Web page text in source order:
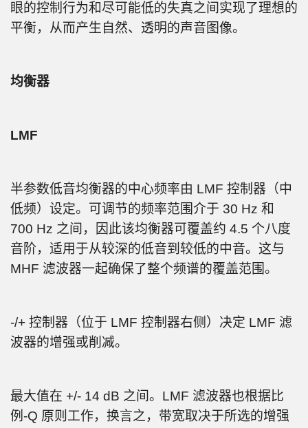
眼的控制行为和尽可能低的失真之间实现了理想的
平衡，从而产生自然、透明的声音图像。
均衡器
LMF
半参数低音均衡器的中心频率由 LMF 控制器（中
低频）设定。可调节的频率范围介于 30 Hz 和
700 Hz 之间，因此该均衡器可覆盖约 4.5 个八度
音阶，适用于从较深的低音到较低的中音。这与
MHF 滤波器一起确保了整个频谱的覆盖范围。
-/+ 控制器（位于 LMF 控制器右侧）决定 LMF 滤
波器的增强或削减。
最大值在 +/- 14 dB 之间。LMF 滤波器也根据比
例-Q 原则工作，换言之，带宽取决于所选的增强